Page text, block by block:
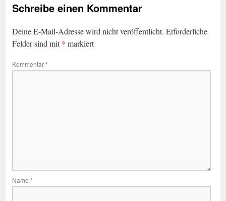
Schreibe einen Kommentar
Deine E-Mail-Adresse wird nicht veröffentlicht. Erforderliche
Felder sind mit* markiert
Kommentar*
Name *